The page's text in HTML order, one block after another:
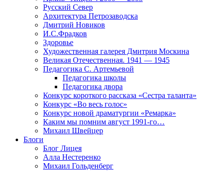
Русский Север
Архитектура Петрозаводска
Дмитрий Новиков
И.С.Фрадков
Здоровье
Художественная галерея Дмитрия Москина
Великая Отечественная. 1941 — 1945
Педагогика С. Артемьевой
Педагогика школы
Педагогика двора
Конкурс короткого рассказа «Сестра таланта»
Конкурс «Во весь голос»
Конкурс новой драматургии «Ремарка»
Каким мы помним август 1991-го…
Михаил Швейцер
Блоги
Блог Лицея
Алла Нестеренко
Михаил Гольденберг